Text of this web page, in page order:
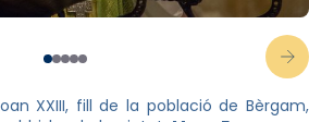
XXIII, fill de la població de Bèrgam,